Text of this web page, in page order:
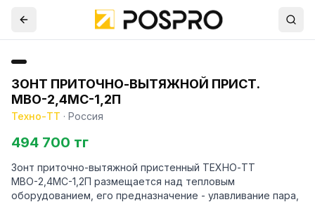
ЗОНТ ПРИТОЧНО-ВЫТЯЖНОЙ ПРИСТ.
МВО-2,4МС-1,2П
Техно-ТТ · Россия
494 700 тг
Зонт приточно-вытяжной пристенный ТЕХНО-ТТ
МВО-2,4МС-1,2П размещается над тепловым
оборудованием, его предназначение - улавливание пара,